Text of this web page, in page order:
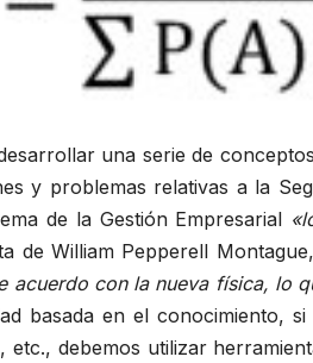
una serie de
y problemas relativas a la
de la Gestión Empresarial
de William Pepperell
acuerdo con la nueva física, lo
basada en el conocimiento,
etc., debemos utilizar